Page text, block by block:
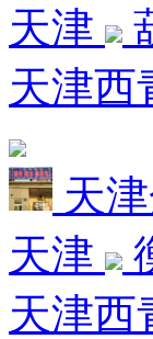
天津
天津西
天
天津
天津西